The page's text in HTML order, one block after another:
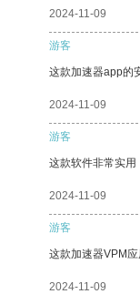
2024-11-09
游客
这款加速器app的
2024-11-09
游客
这款软件非常实用
2024-11-09
游客
这款加速器VPM
2024-11-09